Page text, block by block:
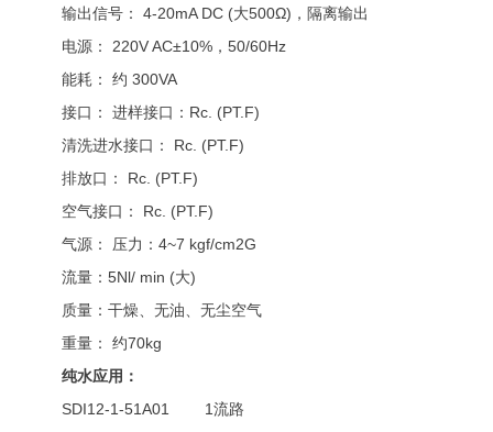
输出信号： 4-20mA DC (大500Ω)，隔离输出
电源： 220V AC±10%，50/60Hz
能耗： 约 300VA
接口： 进样接口：Rc. (PT.F)
清洗进水接口： Rc. (PT.F)
排放口： Rc. (PT.F)
空气接口： Rc. (PT.F)
气源： 压力：4~7 kgf/cm2G
流量：5Nl/ min (大)
质量：干燥、无油、无尘空气
重量： 约70kg
纯水应用：
SDI12-1-51A01 1流路